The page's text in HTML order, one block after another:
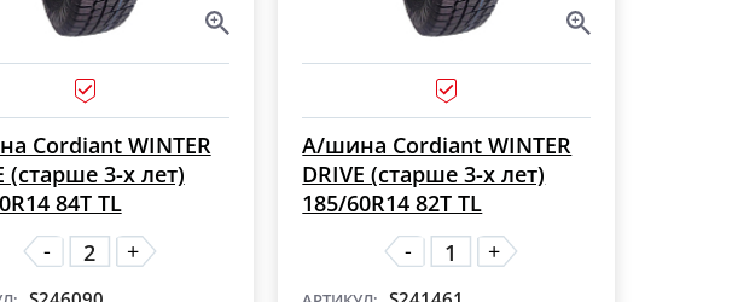
Cordiant WINTER
(старше 3-х лет)
84T TL
-
+
А/шина Cordiant WINTER
DRIVE (старше 3-х лет)
185/60R14 82T TL
-
+